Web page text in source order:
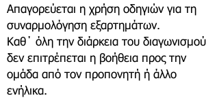
Απαγορεύεται η χρήση οδηγιών για τη
συναρμολόγηση εξαρτημάτων.
Καθ΄ όλη την διάρκεια του διαγωνισμού
δεν επιτρέπεται η βοήθεια προς την
ομάδα από τον προπονητή ή άλλο
ενήλικα.